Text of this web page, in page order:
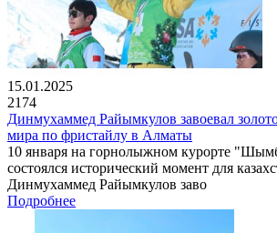
15.01.2025
2174
Динмухаммед Райымкулов завоевал
мира по фристайлу в Алматы
10 января на горнолыжном курорте
состоялся исторический момент для
Динмухаммед Райымкулов заво
Подробнее